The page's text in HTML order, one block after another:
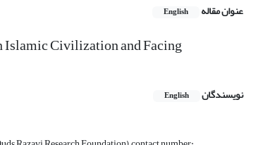
عنوان مقاله English
Civilization and Facing
نویسندگان English